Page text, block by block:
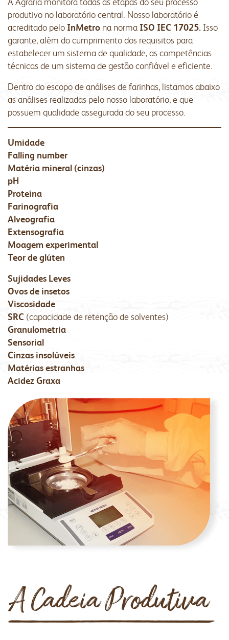
produtivo no laboratório central. Nosso laboratório é
acreditado pelo InMetro na norma ISO IEC 17025. Isso
garante, além do cumprimento dos requisitos para
estabelecer um sistema de qualidade, as competências
técnicas de um sistema de gestão confiável e eficiente.
Dentro do escopo de análises de farinhas, listamos abaixo
as análises realizadas pelo nosso laboratório, e que
possuem qualidade assegurada do seu processo.
Umidade
Falling number
Matéria mineral (cinzas)
pH
Proteína
Farinografia
Alveografia
Extensografia
Moagem experimental
Teor de glúten
Sujidades Leves
Ovos de insetos
Viscosidade
SRC (capacidade de retenção de solventes)
Granulometria
Sensorial
Cinzas insolúveis
Matérias estranhas
Acidez Graxa